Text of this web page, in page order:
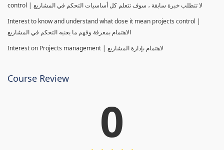
control | لا تتطلب خبرة سابقة ، سوف تتعلم كل أساسيات التحكم في المشاريع
Interest to know and understand what dose it mean projects control |
الاهتمام بمعرفة وفهم ما يعنيه التحكم في المشاريع
Interest on Projects management | لاهتمام بإدارة المشاريع
Course Review
0